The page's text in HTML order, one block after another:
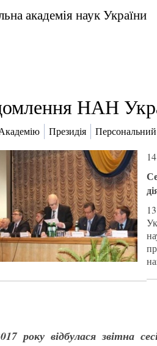
академія наук України
НАН
Президія Персональний
року відбулася звітна